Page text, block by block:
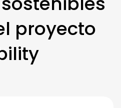
proyecto